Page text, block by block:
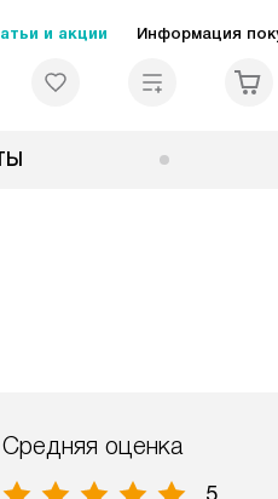
и акции Информация
Средняя оценка
5